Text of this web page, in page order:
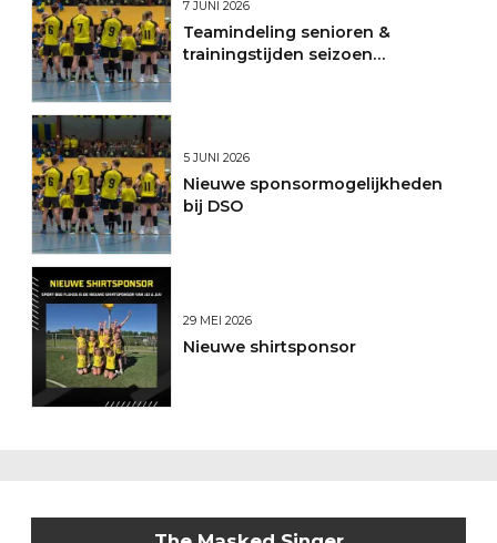
7 JUNI 2026
Teamindeling senioren &
trainingstijden seizoen
5 JUNI 2026
Nieuwe sponsormogelijkheden
bij DSO
29 MEI 2026
Nieuwe shirtsponsor